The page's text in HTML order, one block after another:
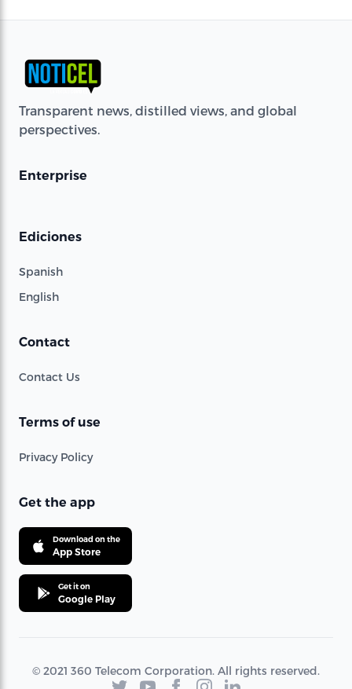
Transparent news, distilled views, and global
perspectives.
Enterprise
Ediciones
Spanish
English
Contact
Contact Us
Terms of use
Privacy Policy
Get the app
Download on the
App Store
Get it on
Google Play
© 2021 360 Telecom Corporation. All rights reserved.